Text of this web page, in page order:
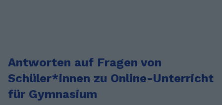
Antworten auf Fragen von
Schüler*innen zu Online-Unterricht
für Gymnasium